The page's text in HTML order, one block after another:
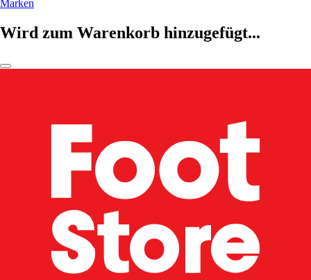
Marken
Wird zum Warenkorb hinzugefügt...